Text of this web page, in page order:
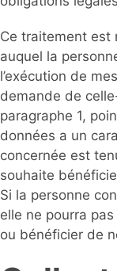
Ce traitement est
auquel la
l’exécution de
demande de
paragraphe 1,
données a un
concernée est
souhaite
Si la personne
elle ne pourra
ou bénéficier de